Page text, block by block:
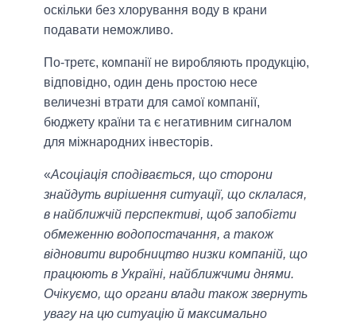
оскільки без хлорування воду в крани
подавати неможливо.
По-третє, компанії не виробляють продукцію,
відповідно, один день простою несе
величезні втрати для самої компанії,
бюджету країни та є негативним сигналом
для міжнародних інвесторів.
«Асоціація сподівається, що сторони
знайдуть вирішення ситуації, що склалася,
в найближчій перспективі, щоб запобігти
обмеженню водопостачання, а також
відновити виробництво низки компаній, що
працюють в Україні, найближчими днями.
Очікуємо, що органи влади також звернуть
увагу на цю ситуацію й максимально